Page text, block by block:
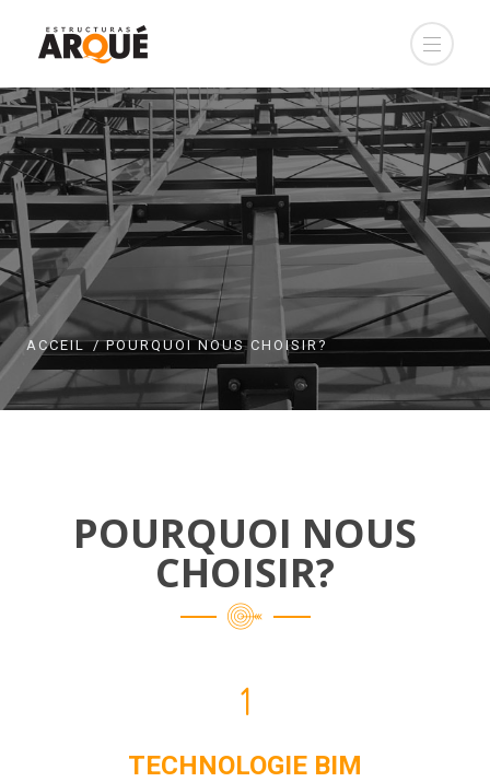
ACCEIL POURQUOI NOUS CHOISIR?
POURQUOI NOUS
CHOISIR?
TECHNOLOGIE BIM